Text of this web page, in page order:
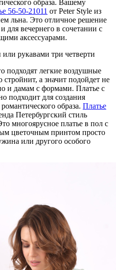
образа. Вашему
56-50-21011 от Peter Style из
льна. Это отличное решение
для вечернего в сочетании с
аксессуарами.
рукавами три четверти
подходят легкие воздушные
а значит подойдет не
и дамам с формами. Платье с
подходит для создания
образа. Платье
Петербургский стиль
многоярусное платье в пол с
цветочным принтом просто
или другого особого